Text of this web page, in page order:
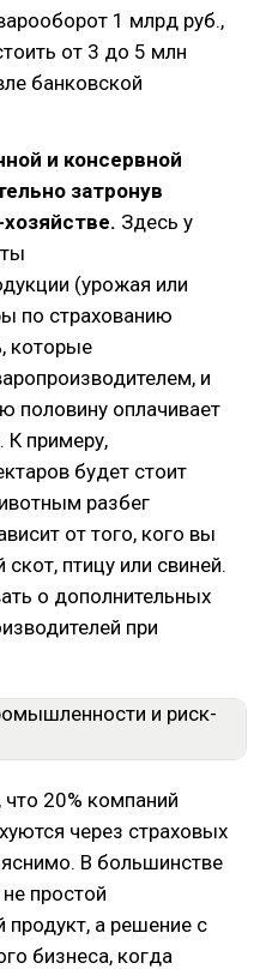
1 млрд руб.,
от 3 до 5 млн
банковской
и консервной
затронув
Здесь у
(урожая или
по страхованию
которые
и
половину оплачивает
К примеру,
будет стоит
разбег
от того, кого вы
птицу или свиней.
о дополнительных
при
, что 20% компаний
через страховых
В большинстве
простой
продукт, а решение с
бизнеса, когда